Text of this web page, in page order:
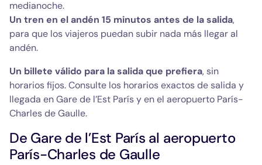
medianoche.
Un tren en el andén 15 minutos antes de la salida,
para que los viajeros puedan subir nada más llegar al
andén.
Un billete válido para la salida que prefiera, sin
horarios fijos. Consulte los horarios exactos de salida y
llegada en Gare de l’Est París y en el aeropuerto París-
Charles de Gaulle.
De Gare de l’Est París al aeropuerto
París-Charles de Gaulle